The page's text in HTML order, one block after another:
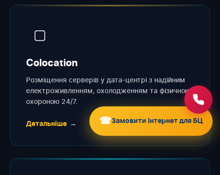
▢
Colocation
Розміщення серверів у дата-центрі з надійним
електроживленням, охолодженням та фізичною
охороною 24/7.
Детальніше → ☎Замовити Інтернет для БЦ